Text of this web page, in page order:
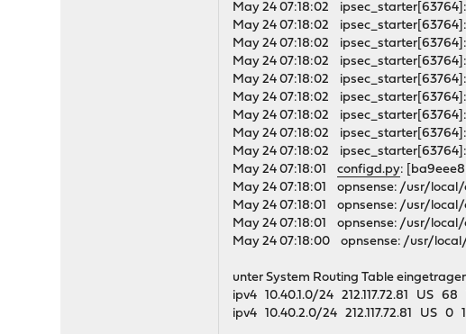
May 24 07:18:02
May 24 07:18:02 ipsec_starter[63764]:
May 24 07:18:02
May 24 07:18:02 ipsec_starter[63764]:
May 24 07:18:02
May 24 07:18:02 ipsec_starter[63764]:
May 24 07:18:02
May 24 07:18:02 ipsec_starter[63764]:
May 24 07:18:02
May 24 07:18:01configd.py:
May 24 07:18:01 opnsense: /usr/local/
May 24 07:18:01 opnsense: /usr/
May 24 07:18:01 opnsense: /usr/
May 24 07:18:00 opnsense: /usr/
unter System Routing Table
ipv4 10.40.1.0/24 212.117.72.81 US
ipv4 10.40.2.0/24 212.117.72.81 US 0